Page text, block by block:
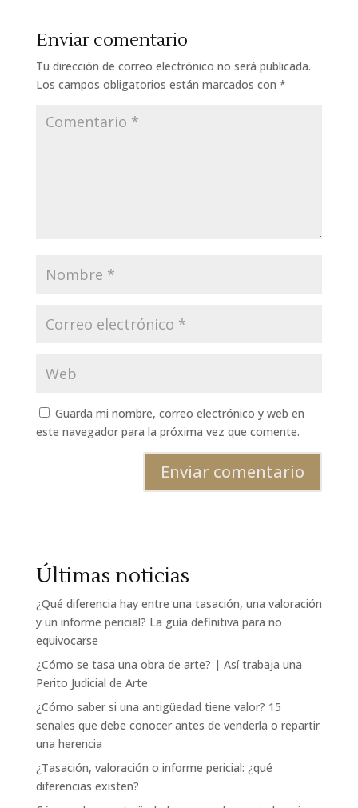
Enviar comentario
Tu dirección de correo electrónico no será publicada.
Los campos obligatorios están marcados con *
Guarda mi nombre, correo electrónico y web en
este navegador para la próxima vez que comente.
Últimas noticias
¿Qué diferencia hay entre una tasación, una valoración
y un informe pericial? La guía definitiva para no
equivocarse
¿Cómo se tasa una obra de arte? | Así trabaja una
Perito Judicial de Arte
¿Cómo saber si una antigüedad tiene valor? 15
señales que debe conocer antes de venderla o repartir
una herencia
¿Tasación, valoración o informe pericial: ¿qué
diferencias existen?